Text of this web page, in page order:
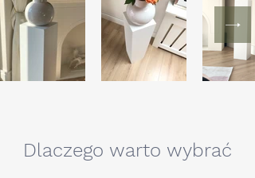
Dlaczego warto wybrać